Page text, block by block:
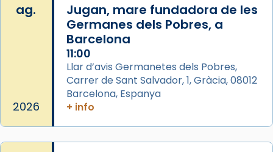
View on Facebook Share
Arquebisbat de Barcelona
de Barcelona.
2 weeks ago
Aquest dilluns, 27 de juliol, ha tingut lloc la
missa d’acció de gràcies en agraïment al
ag.
2026
Jugan, mare fundadora de les
Germanes dels Pobres, a
Barcelona
11:00
Llar d’avis Germanetes dels Pobres,
Carrer de Sant Salvador, 1, Gràcia, 08012
Barcelona, Espanya
+ info